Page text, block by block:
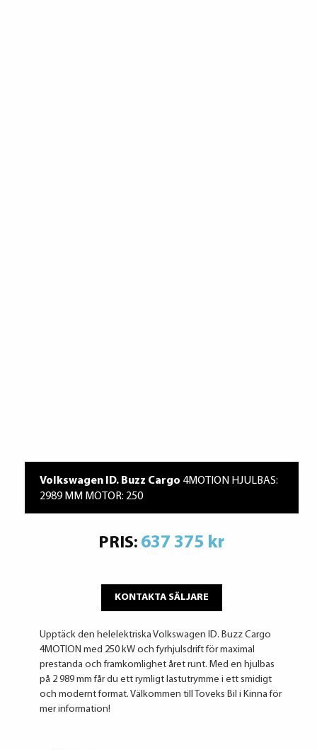
Volkswagen ID. Buzz Cargo 4MOTION HJULBAS:
2989 MM MOTOR: 250
PRIS: 637 375 kr
KONTAKTA SÄLJARE
Upptäck den helelektriska Volkswagen ID. Buzz Cargo
4MOTION med 250 kW och fyrhjulsdrift för maximal
prestanda och framkomlighet året runt. Med en hjulbas
på 2 989 mm får du ett rymligt lastutrymme i ett smidigt
och modernt format. Välkommen till Toveks Bil i Kinna för
mer information!